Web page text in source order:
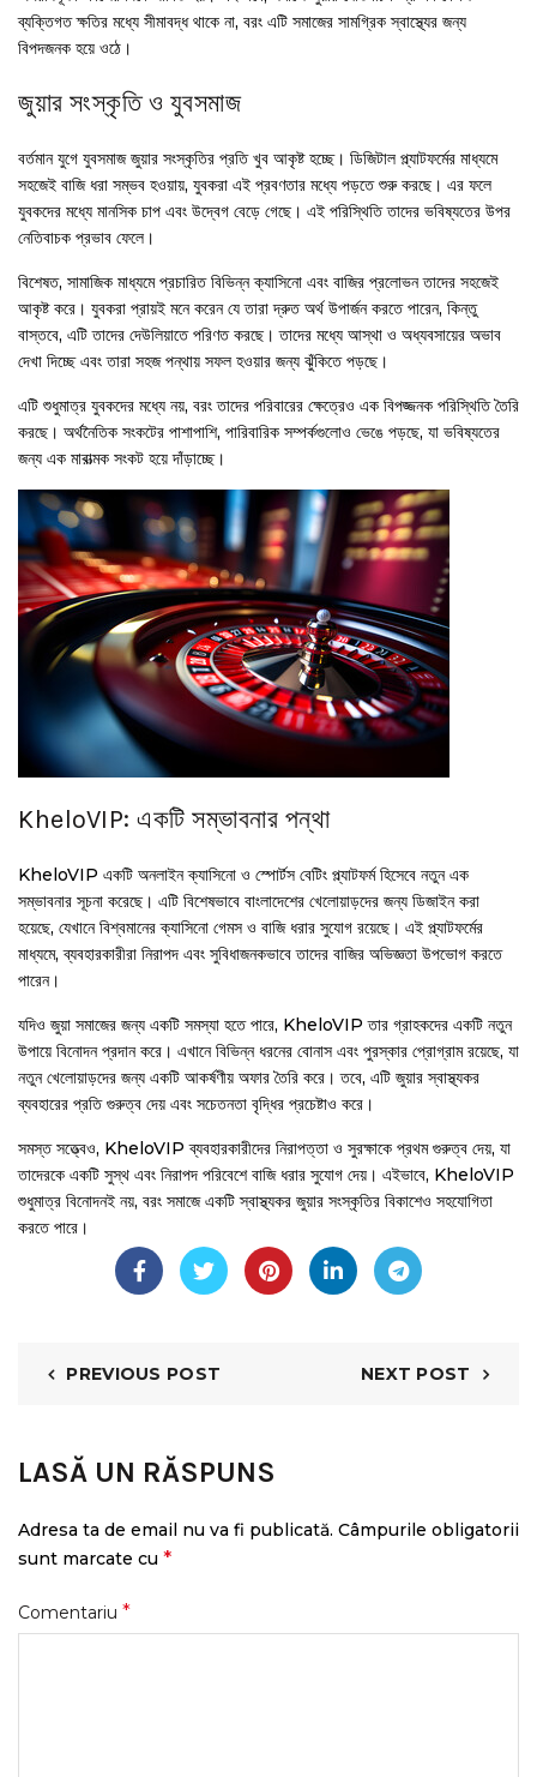
ব্যক্তিগত ক্ষতির মধ্যে সীমাবদ্ধ থাকে না, বরং এটি সমাজের সামগ্রিক স্বাস্থ্যের জন্য
বিপদজনক হয়ে ওঠে।
জুয়ার সংস্কৃতি ও যুবসমাজ
বর্তমান যুগে যুবসমাজ জুয়ার সংস্কৃতির প্রতি খুব আকৃষ্ট হচ্ছে। ডিজিটাল প্ল্যাটফর্মের মাধ্যমে
সহজেই বাজি ধরা সম্ভব হওয়ায়, যুবকরা এই প্রবণতার মধ্যে পড়তে শুরু করছে। এর ফলে
যুবকদের মধ্যে মানসিক চাপ এবং উদ্বেগ বেড়ে গেছে। এই পরিস্থিতি তাদের ভবিষ্যতের উপর
নেতিবাচক প্রভাব ফেলে।
বিশেষত, সামাজিক মাধ্যমে প্রচারিত বিভিন্ন ক্যাসিনো এবং বাজির প্রলোভন তাদের সহজেই
আকৃষ্ট করে। যুবকরা প্রায়ই মনে করেন যে তারা দ্রুত অর্থ উপার্জন করতে পারেন, কিন্তু
বাস্তবে, এটি তাদের দেউলিয়াতে পরিণত করছে। তাদের মধ্যে আস্থা ও অধ্যবসায়ের অভাব
দেখা দিচ্ছে এবং তারা সহজ পন্থায় সফল হওয়ার জন্য ঝুঁকিতে পড়ছে।
এটি শুধুমাত্র যুবকদের মধ্যে নয়, বরং তাদের পরিবারের ক্ষেত্রেও এক বিপজ্জনক পরিস্থিতি তৈরি
করছে। অর্থনৈতিক সংকটের পাশাপাশি, পারিবারিক সম্পর্কগুলোও ভেঙে পড়ছে, যা ভবিষ্যতের
জন্য এক মারাত্মক সংকট হয়ে দাঁড়াচ্ছে।
KheloVIP: একটি সম্ভাবনার পন্থা
KheloVIP একটি অনলাইন ক্যাসিনো ও স্পোর্টস বেটিং প্ল্যাটফর্ম হিসেবে নতুন এক
সম্ভাবনার সূচনা করেছে। এটি বিশেষভাবে বাংলাদেশের খেলোয়াড়দের জন্য ডিজাইন করা
হয়েছে, যেখানে বিশ্বমানের ক্যাসিনো গেমস ও বাজি ধরার সুযোগ রয়েছে। এই প্ল্যাটফর্মের
মাধ্যমে, ব্যবহারকারীরা নিরাপদ এবং সুবিধাজনকভাবে তাদের বাজির অভিজ্ঞতা উপভোগ করতে
পারেন।
যদিও জুয়া সমাজের জন্য একটি সমস্যা হতে পারে, KheloVIP তার গ্রাহকদের একটি নতুন
উপায়ে বিনোদন প্রদান করে। এখানে বিভিন্ন ধরনের বোনাস এবং পুরস্কার প্রোগ্রাম রয়েছে, যা
নতুন খেলোয়াড়দের জন্য একটি আকর্ষণীয় অফার তৈরি করে। তবে, এটি জুয়ার স্বাস্থ্যকর
ব্যবহারের প্রতি গুরুত্ব দেয় এবং সচেতনতা বৃদ্ধির প্রচেষ্টাও করে।
সমস্ত সত্ত্বেও, KheloVIP ব্যবহারকারীদের নিরাপত্তা ও সুরক্ষাকে প্রথম গুরুত্ব দেয়, যা
তাদেরকে একটি সুস্থ এবং নিরাপদ পরিবেশে বাজি ধরার সুযোগ দেয়। এইভাবে, KheloVIP
শুধুমাত্র বিনোদনই নয়, বরং সমাজে একটি স্বাস্থ্যকর জুয়ার সংস্কৃতির বিকাশেও সহযোগিতা
করতে পারে।
PREVIOUS POST NEXT POST
LASĂ UN RĂSPUNS
Adresa ta de email nu va fi publicată. Câmpurile obligatorii
sunt marcate cu *
Comentariu *